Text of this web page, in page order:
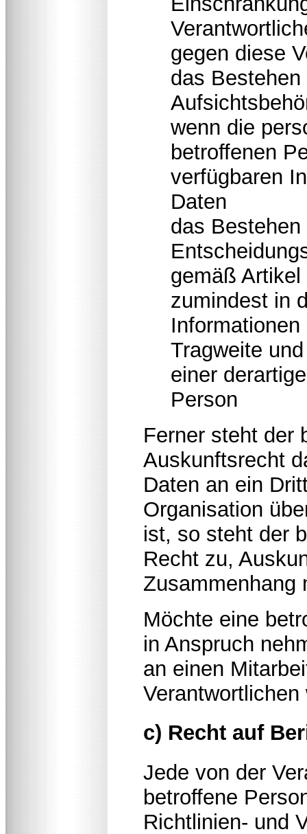
gegen diese
das
wenn die
betroffenen
verfügbaren
Daten
das
gemäß
zumindest in
Tragweite
einer
Person
Ferner steht der
Auskunftsrecht
Daten an ein
Organisation
ist, so steht der
Recht zu,
Zusammenhang
Möchte eine
in Anspruch
an einen
Verantwortlichen
c) Recht auf
Jede von der
betroffene
Richtlinien- und